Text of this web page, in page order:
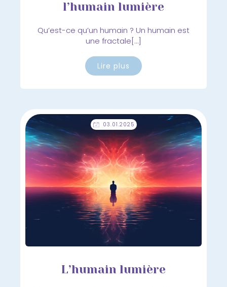
l’humain lumière
Qu’est-ce qu’un humain ? Un humain est
une fractale[…]
Lire plus
03.01.2025
L’humain lumière